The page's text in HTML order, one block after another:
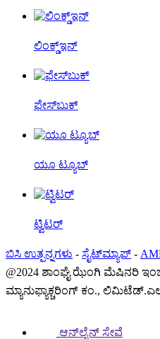
ಲಿಂಕ್ಡ್ಇನ್
ಫೇಸ್‌ಬುಕ್
ಯೂ ಟ್ಯೂಬ್
ಟ್ವಿಟರ್
ಬಿಸಿ ಉತ್ಪನ್ನಗಳು - ಸೈಟ್‌ಮ್ಯಾಪ್ -
@2024 ಶಾಂಘೈ ಝೆಂಗಿ ಮೆಷಿನರಿ
ಮ್ಯಾನುಫ್ಯಾಕ್ಚರಿಂಗ್ ಕಂ.,
ಆನ್‌ಲೈನ್ ಸೇವೆ